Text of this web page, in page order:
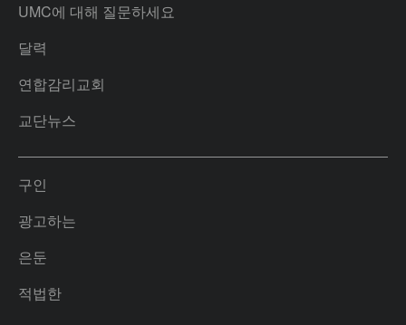
UMC에 대해 질문하세요
달력
연합감리교회
교단뉴스
구인
광고하는
은둔
적법한